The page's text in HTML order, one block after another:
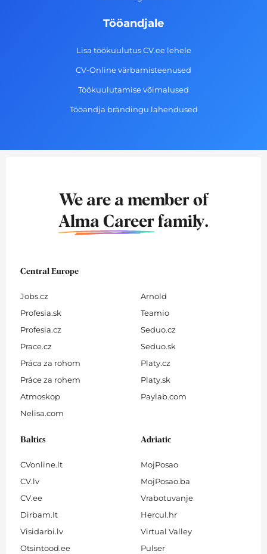
Tööandjale
Lisa töökuulutus CV.ee lehele
CV-Online värbamisteenused
Töökuulutamise võimalused
Tööandja brändingu lahendused
We are a member of
Alma Career family.
Central Europe
Jobs.cz
Profesia.sk
Profesia.cz
Prace.cz
Práca za rohom
Práce za rohem
Atmoskop
Nelisa.com
Arnold
Teamio
Seduo.cz
Seduo.sk
Platy.cz
Platy.sk
Paylab.com
Baltics
CVonline.lt
CV.lv
CV.ee
Dirbam.It
Visidarbi.lv
Otsintood.ee
Adriatic
MojPosao
MojPosao.ba
Vrabotuvanje
Hercul.hr
Virtual Valley
Pulser